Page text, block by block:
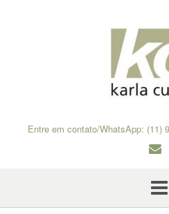
Entre em contato/WhatsApp: (11)